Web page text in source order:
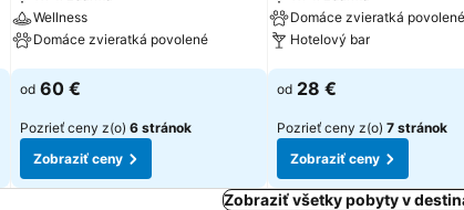
Wellness
Domáce zvieratká povolené
Zobraziť ceny
od 60 €
Pozrieť ceny z(o) 6 stránok
Zobraziť ceny
Domáce zvieratká povolené
Hotelový bar
Zobraziť ceny
od 28 €
Pozrieť ceny z(o) 7 stránok
Zobraziť ceny
Zobraziť všetky pobyty v